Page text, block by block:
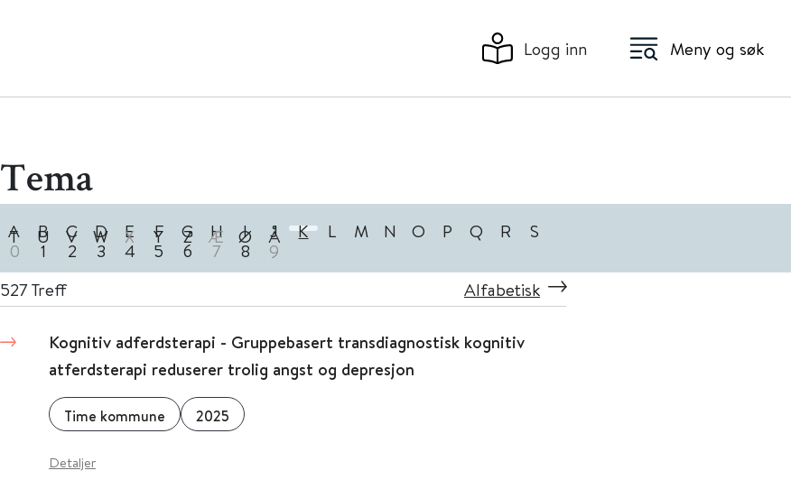
Logg inn Meny og søk
Tema
A B C D E F G H I J K L M N O P Q R S
T U V W X Y Z Æ Ø Å
0 1 2 3 4 5 6 7 8 9
527Treff Alfabetisk
Kognitiv adferdsterapi - Gruppebasert transdiagnostisk kognitiv
atferdsterapi reduserer trolig angst og depresjon
Time kommune 2025
Detaljer